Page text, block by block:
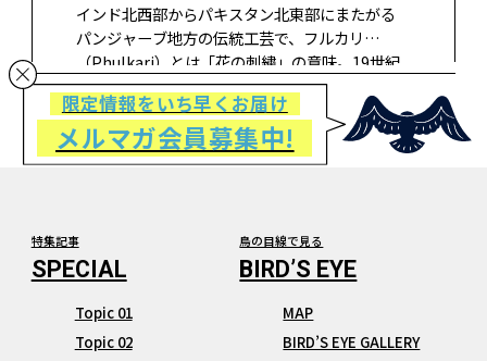
インド北西部からパキスタン北東部にまたがる
パンジャーブ地方の伝統工芸で、フルカリ
（Phulkari）とは「花の刺繍」の意味。19世紀
後半までこの地方では、女性は幼いころから祖
母や母親から刺繍を習い、これが花嫁修業の１
つだった。カダルと呼ばれる生地に撚…
限定情報をいち早くお届け
メルマガ会員募集中!
特集記事
Topic 01
Topic 02
鳥の目線で見る
MAP
BIRD’S EYE GALLERY